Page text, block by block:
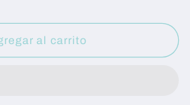
al carrito